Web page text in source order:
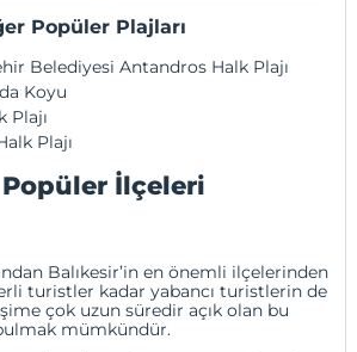
Popüler Plajları
Belediyesi Antandros Halk Plajı
Koyu
Plajı
Plajı
Popüler İlçeleri
Balıkesir’in en önemli ilçelerinden
turistler kadar yabancı turistlerin de
çok uzun süredir açık olan bu
mümkündür.